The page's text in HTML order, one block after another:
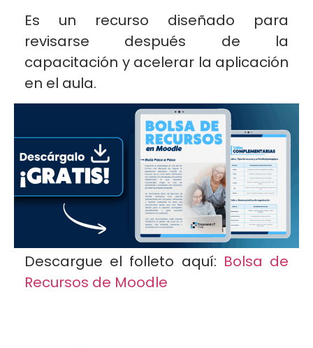
Es un recurso diseñado para
revisarse después de la
capacitación y acelerar la aplicación
en el aula.
Descargue el folleto aquí: Bolsa de
Recursos de Moodle